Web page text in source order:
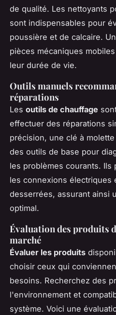
de qualité. Les nettoyants
sont indispensables pour
poussière et de calcaire.
pièces mécaniques
leur durée de vie.
Outils manuels
réparations
Les outils de chauffage
effectuer des réparations
précision, une clé à
des outils de base pour
les problèmes courants.
les connexions électriques
desserrées, assurant ainsi
optimal.
Évaluation des produits
marché
Évaluer les produits
choisir ceux qui
besoins. Recherchez des
l'environnement et
système. Voici une